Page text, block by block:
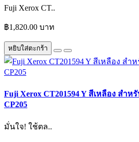
Fuji Xerox CT..
฿1,820.00 บาท
หยิบใส่ตะกร้า
Fuji Xerox CT201594 Y สีเหลือง สำห
CP205
มั่นใจ! ใช้ตล..